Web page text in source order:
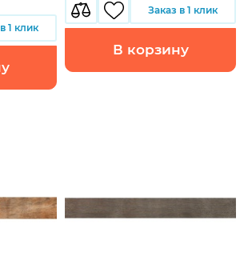
1 клик
Заказ в 1 клик
В корзину